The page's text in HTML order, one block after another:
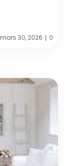
mars 30, 2026 | 0